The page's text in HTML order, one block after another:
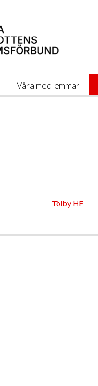
Våra medlemmar
Tölby HF